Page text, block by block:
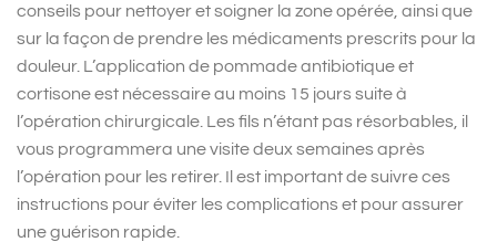
conseils pour nettoyer et soigner la zone opérée, ainsi que
sur la façon de prendre les médicaments prescrits pour la
douleur. L’application de pommade antibiotique et
cortisone est nécessaire au moins 15 jours suite à
l’opération chirurgicale. Les fils n’étant pas résorbables, il
vous programmera une visite deux semaines après
l’opération pour les retirer. Il est important de suivre ces
instructions pour éviter les complications et pour assurer
une guérison rapide.